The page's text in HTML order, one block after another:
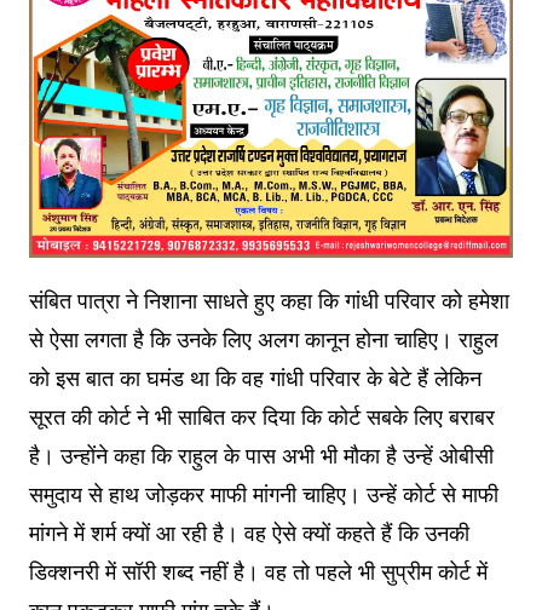
संबित पात्रा ने निशाना साधते हुए कहा कि गांधी परिवार को हमेशा
से ऐसा लगता है कि उनके लिए अलग कानून होना चाहिए। राहुल
को इस बात का घमंड था कि वह गांधी परिवार के बेटे हैं लेकिन
सूरत की कोर्ट ने भी साबित कर दिया कि कोर्ट सबके लिए बराबर
है। उन्होंने कहा कि राहुल के पास अभी भी मौका है उन्हें ओबीसी
समुदाय से हाथ जोड़कर माफी मांगनी चाहिए। उन्हें कोर्ट से माफी
मांगने में शर्म क्यों आ रही है। वह ऐसे क्यों कहते हैं कि उनकी
डिक्शनरी में सॉरी शब्द नहीं है। वह तो पहले भी सुप्रीम कोर्ट में